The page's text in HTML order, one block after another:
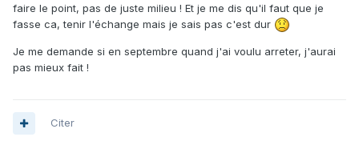
faire le point, pas de juste milieu ! Et je me dis qu'il faut que je
fasse ca, tenir l'échange mais je sais pas c'est dur
Je me demande si en septembre quand j'ai voulu arreter, j'aurai
pas mieux fait !
Citer